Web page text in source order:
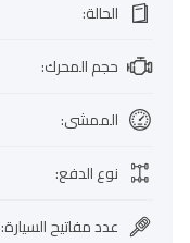
الحالة:
حجم المحرك:
الممشى:
نوع الدفع:
عدد مفاتيح السيارة: